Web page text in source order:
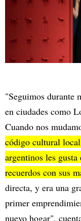
"Seguimos durante
en ciudades como
Cuando nos
código cultural
argentinos les gusta
recuerdos con sus
directa, y era una
primer
nuevo hogar",